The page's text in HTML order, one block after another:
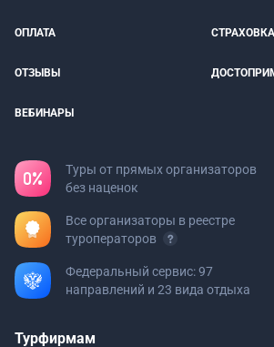
ОПЛАТА
ОТЗЫВЫ
ВЕБИНАРЫ
Туры от прямых организаторов
без наценок
Все организаторы в реестре
туроператоров
Федеральный сервис: 97
направлений и 23 вида отдыха
Турфирмам